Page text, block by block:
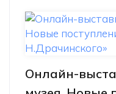
Онлайн-